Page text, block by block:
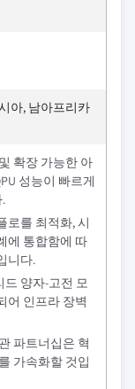
아, 남아프리카
확장 가능한 아
성능이 빠르게
로를 최적화, 시
에 통합함에 따
니다.
드 양자-고전 모
어 인프라 장벽
파트너십은 혁
가속화할 것입